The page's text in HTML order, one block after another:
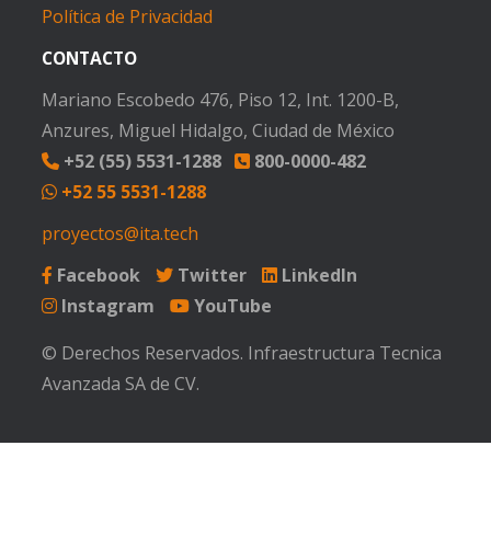
Política de Privacidad
CONTACTO
Mariano Escobedo 476, Piso 12, Int. 1200-B,
Anzures, Miguel Hidalgo, Ciudad de México
+52 (55) 5531-1288
800-0000-482
+52 55 5531-1288
proyectos@ita.tech
Facebook
Twitter
LinkedIn
Instagram
YouTube
© Derechos Reservados. Infraestructura Tecnica
Avanzada SA de CV.